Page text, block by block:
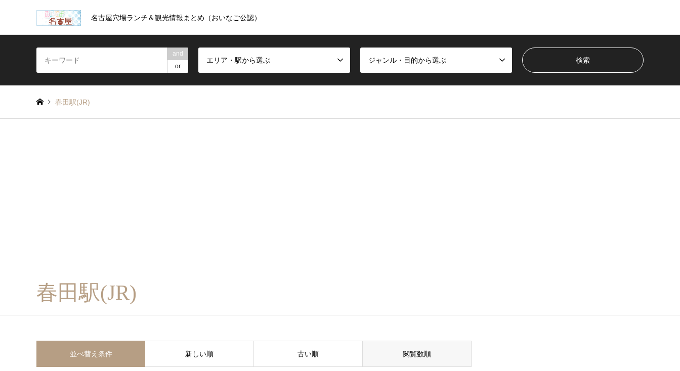
名古屋穴場ランチ＆観光情報まとめ（おいなご公認）
and
or
エリア・駅から選ぶ ジャンル・目的から選ぶ
春田駅(JR)
春田駅(JR)
並べ替え条件 新しい順 古い順 閲覧数順